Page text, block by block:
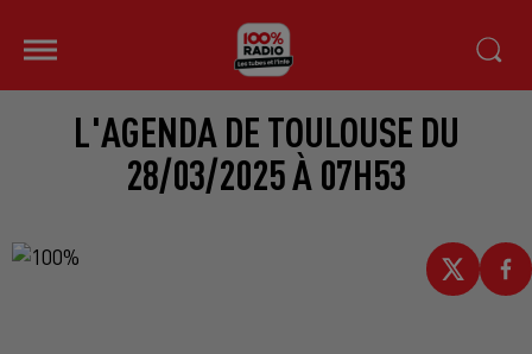
L'AGENDA DE TOULOUSE DU
28/03/2025 À 07H53